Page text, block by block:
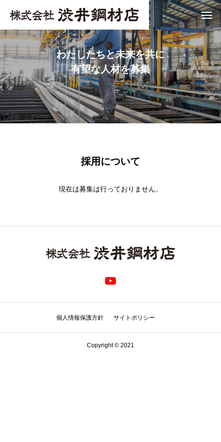
わたしたちと未来を共に
有望な人材を募集
採用について
現在は募集は行っておりません。
個人情報保護方針 サイトポリシー
Copyright © 2021